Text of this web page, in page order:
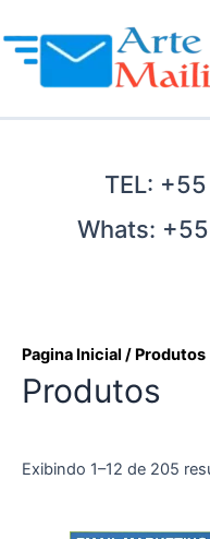
para
conteúdo
TEL:
Whats:
Pagina Inicial / Produtos
Produtos
Exibindo 1–12 de 205